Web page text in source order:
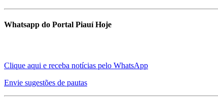
Whatsapp do Portal Piauí Hoje
Clique aqui e receba notícias pelo WhatsApp
Envie sugestões de pautas